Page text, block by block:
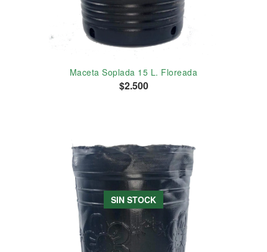
Maceta Soplada 15 L. Floreada
$2.500
SIN STOCK